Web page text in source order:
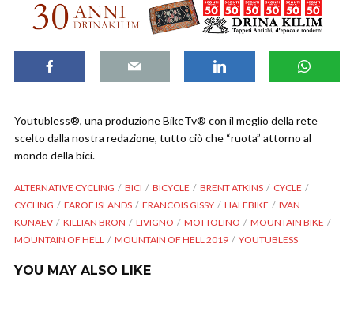
Youtubless®, una produzione BikeTv® con il meglio della rete
scelto dalla nostra redazione, tutto ciò che “ruota” attorno al
mondo della bici.
ALTERNATIVE CYCLING BICI BICYCLE BRENT ATKINS
CYCLE
CYCLING
FAROE ISLANDS FRANCOIS GISSY HALFBIKE
IVAN
KUNAEV
KILLIAN BRON LIVIGNO MOTTOLINO
MOUNTAIN BIKE
MOUNTAIN OF HELL
MOUNTAIN OF HELL 2019 YOUTUBLESS
YOU MAY ALSO LIKE